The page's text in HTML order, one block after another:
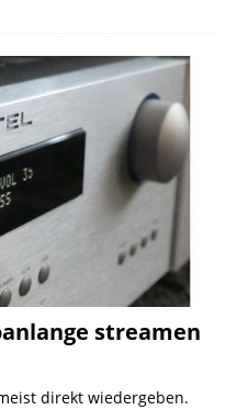
streamen
direkt wiedergeben.